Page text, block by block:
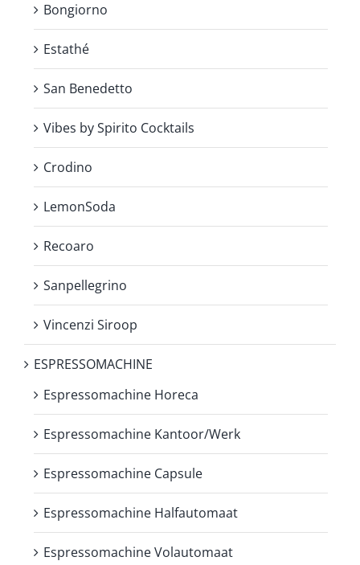
Bongiorno
Estathé
San Benedetto
Vibes by Spirito Cocktails
Crodino
LemonSoda
Recoaro
Sanpellegrino
Vincenzi Siroop
ESPRESSOMACHINE
Espressomachine Horeca
Espressomachine Kantoor/Werk
Espressomachine Capsule
Espressomachine Halfautomaat
Espressomachine Volautomaat